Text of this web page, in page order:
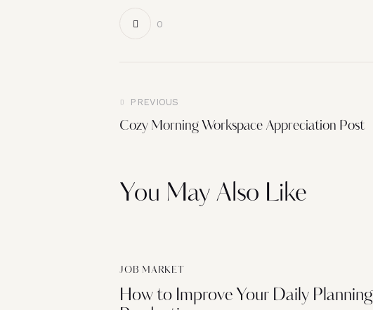
0
Post
PREVIOUS
Cozy Morning Workspace Appreciation Post
You May Also Like
JOB MARKET
How to Improve Your Daily